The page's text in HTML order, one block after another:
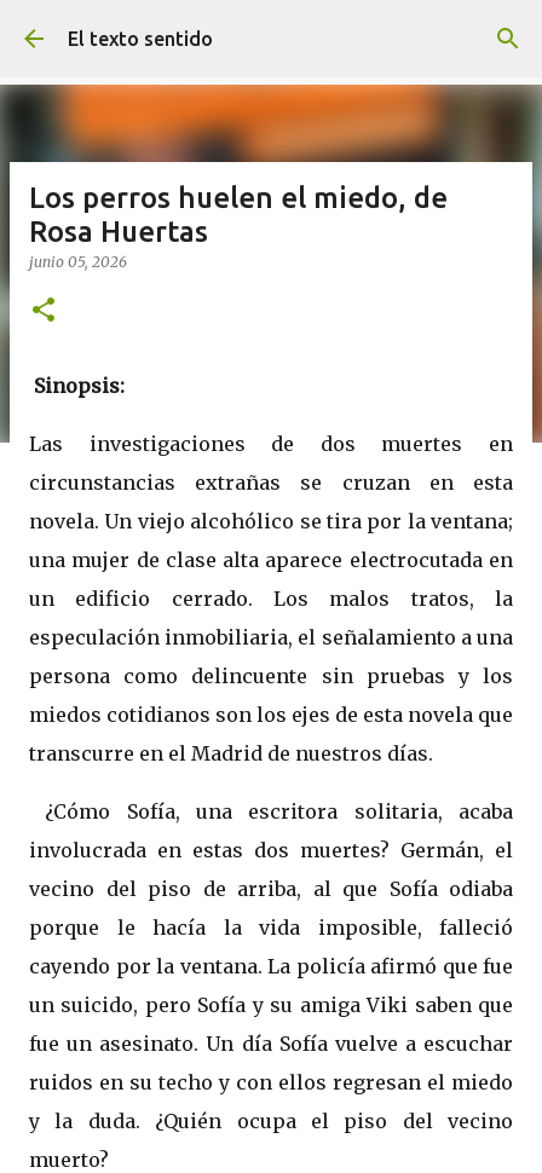
Ir al contenido principal
El texto sentido
Los perros huelen el miedo, de
Rosa Huertas
junio 05, 2026
Sinopsis:
Las investigaciones de dos muertes en
circunstancias extrañas se cruzan en esta
novela. Un viejo alcohólico se tira por la ventana;
una mujer de clase alta aparece electrocutada en
un edificio cerrado. Los malos tratos, la
especulación inmobiliaria, el señalamiento a una
persona como delincuente sin pruebas y los
miedos cotidianos son los ejes de esta novela que
transcurre en el Madrid de nuestros días.
¿Cómo Sofía, una escritora solitaria, acaba
involucrada en estas dos muertes? Germán, el
vecino del piso de arriba, al que Sofía odiaba
porque le hacía la vida imposible, falleció
cayendo por la ventana. La policía afirmó que fue
un suicido, pero Sofía y su amiga Viki saben que
fue un asesinato. Un día Sofía vuelve a escuchar
ruidos en su techo y con ellos regresan el miedo
y la duda. ¿Quién ocupa el piso del vecino
muerto?